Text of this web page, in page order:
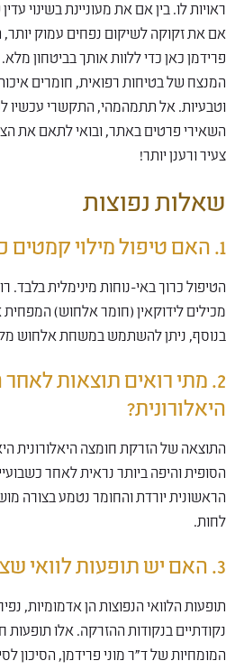
ראויות לו. בין אם את מעוניינת בשינוי
אם את זקוקה לשיקום נפחים עמוק יותר,
פרידמן כאן כדי ללוות אותך בביטחון
המנצח של בטיחות רפואית, חומרים
השאירי פרטים באתר, ובואי לתאם את
צעיר ורענן יותר!
שאלות נפוצות
1. האם טיפול מילוי קמטים כואב?
הטיפול כרוך באי-נוחות מינימלית בלבד.
מכילים לידוקאין (חומר אלחוש)
בנוסף, ניתן להשתמש במשחת אלחוש
2. מתי רואים תוצאות
היאלורונית?
התוצאה של הזרקת חומצה היאלורונית
הסופית והיפה ביותר נראית לאחר
הראשונית יורדת והחומר נטמע בצורה
לחות.
3. האם יש תופעות לוואי שצריך לחשוש מהן?
תופעות הלוואי הנפוצות הן אדמומיות,
נקודתיים בנקודות ההזרקה. אלו תופעות
המומחיות של ד"ר מוני פרידמן, הסיכון